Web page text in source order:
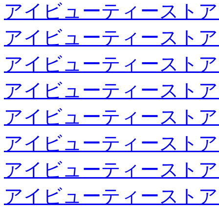
アイビューティースト
アイビューティースト
アイビューティースト
アイビューティースト
アイビューティースト
アイビューティースト
アイビューティースト
アイビューティースト